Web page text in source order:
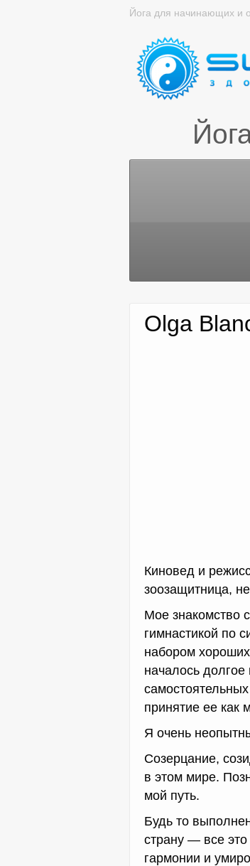
Йога для начинающих и
Olga
Киновед и
зоозащитница,
Мое знакомство
гимнастикой по
набором
началось
принятие ее как
Я очень
Созерцание,
в этом мире.
мой путь.
Будь то
страну — все
гармонии и